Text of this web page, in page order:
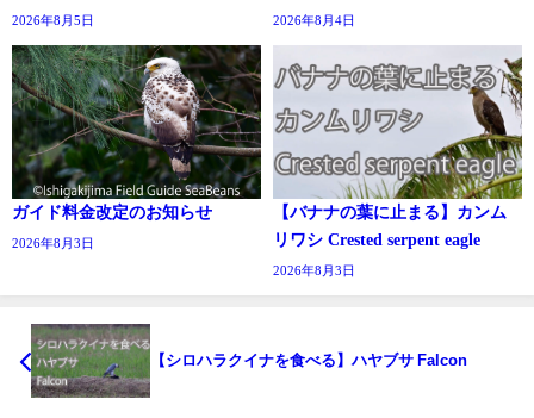
2026年8月5日 2026年8月4日
ガイド料金改定のお知らせ
2026年8月3日
【バナナの葉に止まる】カンム
リワシ Crested serpent eagle
2026年8月3日
【シロハラクイナを食べる】ハヤブサ Falcon